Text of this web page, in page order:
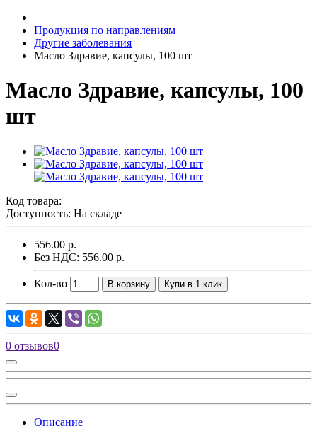
Продукция по направлениям
Другие заболевания
Масло Здравие, капсулы, 100 шт
Масло Здравие, капсулы, 100
шт
Код товара:
Доступность: На складе
556.00 р.
Без НДС: 556.00 р.
Кол-во В корзину Купи в 1 клик
0 отзывов0
Описание